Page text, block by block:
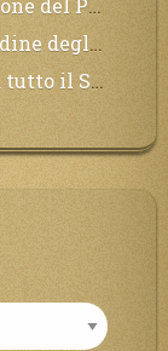
pochissimo.
è stato grande!
pentano e tornino a Lui: